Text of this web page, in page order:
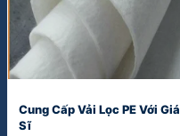
Cung Cấp Vải Lọc PE Với Giá
Sĩ